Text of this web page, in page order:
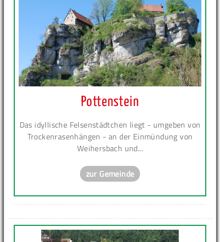
Pottenstein
Das idyllische Felsenstädtchen liegt - umgeben von
Trockenrasenhängen - an der Einmündung von
Weihersbach und...
zur Gemeinde